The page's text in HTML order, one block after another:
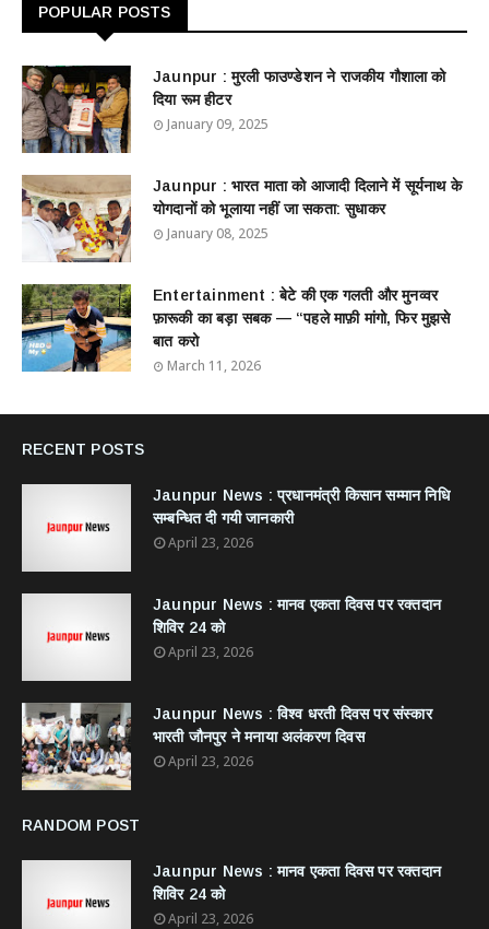
POPULAR POSTS
Jaunpur : ​मुरली फाउण्डेशन ने राजकीय गौशाला को
दिया रूम हीटर
January 09, 2025
Jaunpur : ​भारत माता को आजादी दिलाने में सूर्यनाथ के
योगदानों को भूलाया नहीं जा सकता: सुधाकर
January 08, 2025
Entertainment : बेटे की एक गलती और मुनव्वर
फ़ारूकी का बड़ा सबक — “पहले माफ़ी मांगो, फिर मुझसे
बात करो
March 11, 2026
RECENT POSTS
Jaunpur News : ​प्रधानमंत्री किसान सम्मान निधि
सम्बन्धित दी गयी जानकारी
April 23, 2026
Jaunpur News : ​मानव एकता दिवस पर रक्तदान
शिविर 24 को
April 23, 2026
Jaunpur News : विश्व धरती दिवस पर संस्कार
भारती जौनपुर ने मनाया अलंकरण दिवस
April 23, 2026
RANDOM POST
Jaunpur News : ​मानव एकता दिवस पर रक्तदान
शिविर 24 को
April 23, 2026